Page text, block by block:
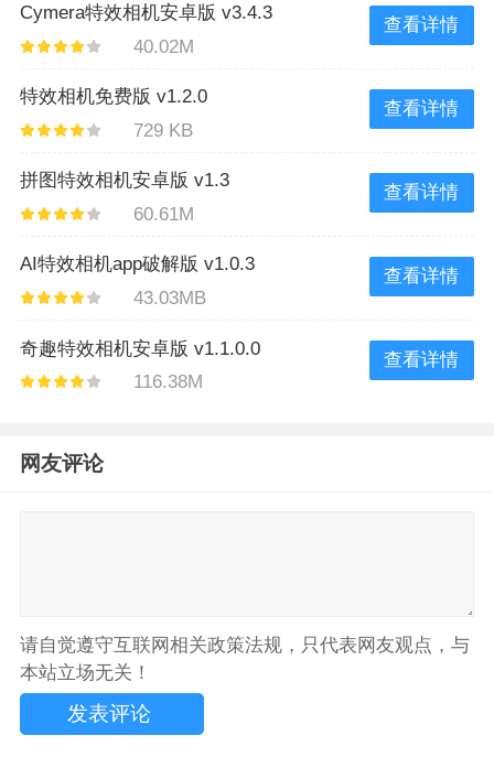
Cymera特效相机安卓版 v3.4.3
40.02M
查看详情
特效相机免费版 v1.2.0
729 KB
查看详情
拼图特效相机安卓版 v1.3
60.61M
查看详情
AI特效相机app破解版 v1.0.3
43.03MB
查看详情
奇趣特效相机安卓版 v1.1.0.0
116.38M
查看详情
网友评论
请自觉遵守互联网相关政策法规，只代表网友观点，与
本站立场无关！